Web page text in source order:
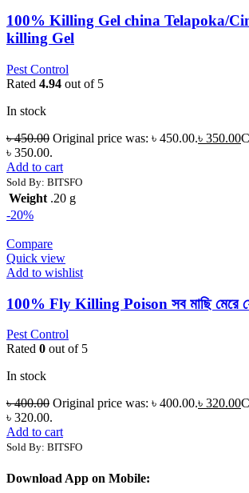
100% Killing Gel china Telapoka/
killing Gel
Pest Control
Rated 4.94 out of 5
In stock
৳450.00 Original price was: ৳ 450.00.৳ 350.00
৳ 350.00.
Add to cart
Sold By: BITSFO
Weight .20 g
-20%
Compare
Quick view
Add to wishlist
100% Fly Killing Poison সব মাছি মেরে
Pest Control
Rated 0 out of 5
In stock
৳400.00 Original price was: ৳ 400.00.৳ 320.00
৳ 320.00.
Add to cart
Sold By: BITSFO
Download App on Mobile: